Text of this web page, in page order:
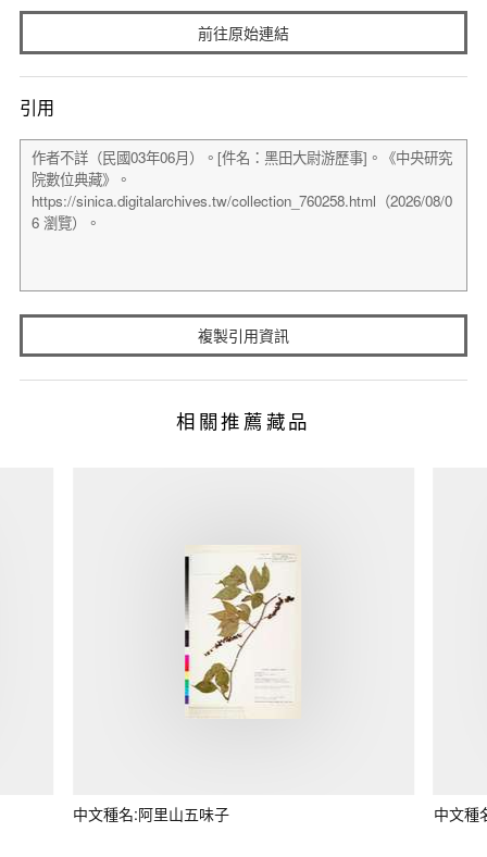
前往原始連結
引用
複製引用資訊
相關推薦藏品
中文種名:阿里山五味子 中文種